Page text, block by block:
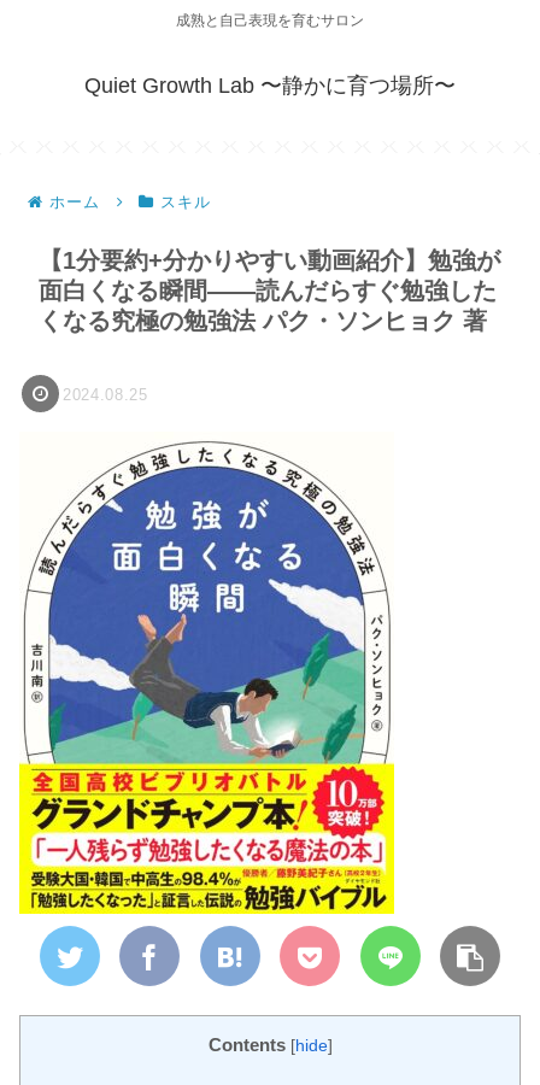
成熟と自己表現を育むサロン
Quiet Growth Lab 〜静かに育つ場所〜
ホーム スキル
【1分要約+分かりやすい動画紹介】勉強が
面白くなる瞬間――読んだらすぐ勉強した
くなる究極の勉強法 パク・ソンヒョク 著
2024.08.25
Contents [hide]